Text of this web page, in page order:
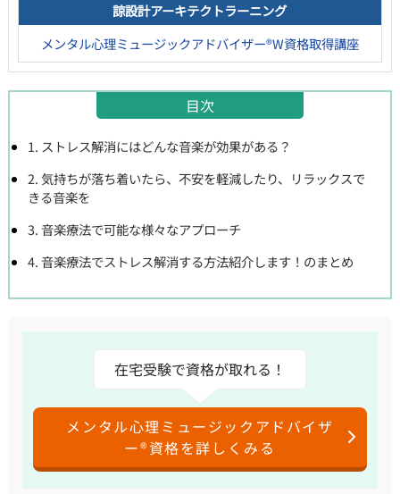
諒設計アーキテクトラーニング
メンタル心理ミュージックアドバイザー®W資格取得講座
目次
1. ストレス解消にはどんな音楽が効果がある？
2. 気持ちが落ち着いたら、不安を軽減したり、リラックスで
きる音楽を
3. 音楽療法で可能な様々なアプローチ
4. 音楽療法でストレス解消する方法紹介します！のまとめ
在宅受験で資格が取れる！
メンタル心理ミュージックアドバイザ
ー®資格を詳しくみる